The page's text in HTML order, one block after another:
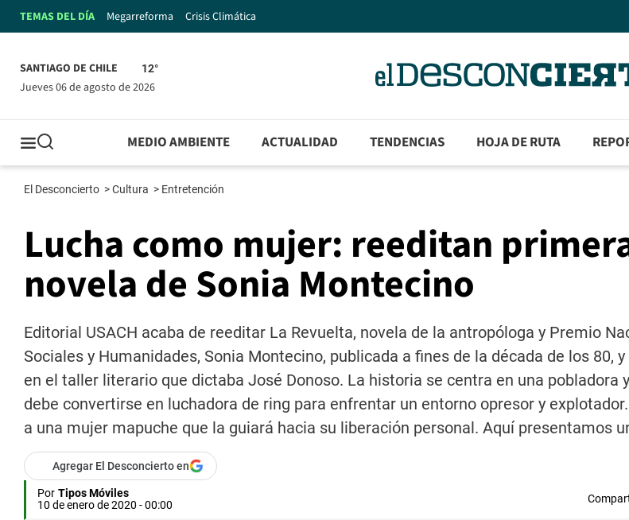
TEMAS DEL DÍA Megarreforma Crisis Climática
SANTIAGO DE CHILE 12°
jueves 06 de agosto de 2026
MEDIO AMBIENTE ACTUALIDAD TENDENCIAS HOJA DE RUTA
El Desconcierto >Cultura > Entretención
Lucha como mujer: reeditan
novela de Sonia Montecino
Editorial USACH acaba de reeditar La Revuelta, novela de la antropóloga y Premio
Sociales y Humanidades, Sonia Montecino, publicada a fines de la década de los 80,
en el taller literario que dictaba José Donoso. La historia se centra en una pobladora
debe convertirse en luchadora de ring para enfrentar un entorno opresor y
a una mujer mapuche que la guiará hacia su liberación personal. Aquí presentamos
Agregar El Desconcierto en
Por Tipos Móviles
10 de enero de 2020 - 00:00